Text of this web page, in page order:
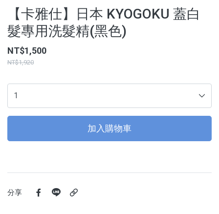
服務/政策
【卡雅仕】日本 KYOGOKU 蓋白
髮專用洗髮精(黑色)
NT$1,500
NT$1,920
加入購物車
分享